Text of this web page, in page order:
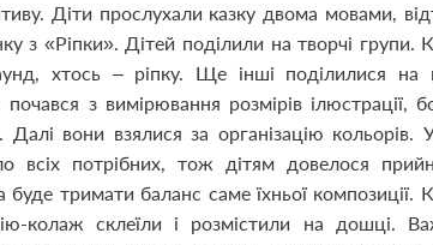
Діти прослухали казку двома мовами,
з «Ріпки». Дітей поділили на творчі групи.
хтось – ріпку. Ще інші поділилися на
з вимірювання розмірів ілюстрації,
Далі вони взялися за організацію кольорів.
всіх потрібних, тож дітям довелося
буде тримати баланс саме їхньої композиції.
колаж склеїли і розмістили на дошці.